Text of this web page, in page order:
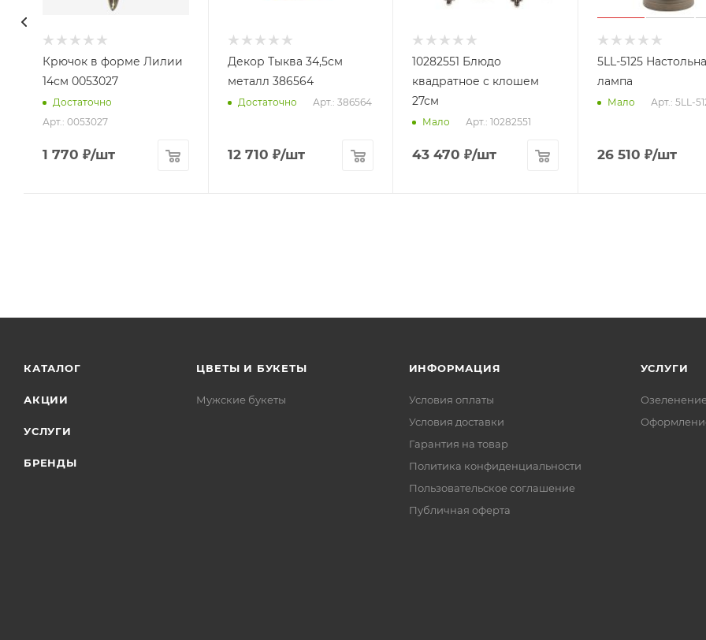
Крючок в форме Лилии
14см 0053027
Достаточно
Арт.: 0053027
1 770 ₽/шт
Декор Тыква 34,5см
металл 386564
Достаточно Арт.: 386564
12 710 ₽/шт
10282551 Блюдо
квадратное с клошем
27см
Мало Арт.: 10282551
43 470 ₽/шт
5LL-5125
лампа
Мало Арт.: 5LL-
26 510 ₽/шт
КАТАЛОГ
АКЦИИ
УСЛУГИ
БРЕНДЫ
ЦВЕТЫ И БУКЕТЫ
Мужские букеты
ИНФОРМАЦИЯ
Условия оплаты
Условия доставки
Гарантия на товар
Политика конфиденциальности
Пользовательское соглашение
Публичная оферта
УСЛУГИ